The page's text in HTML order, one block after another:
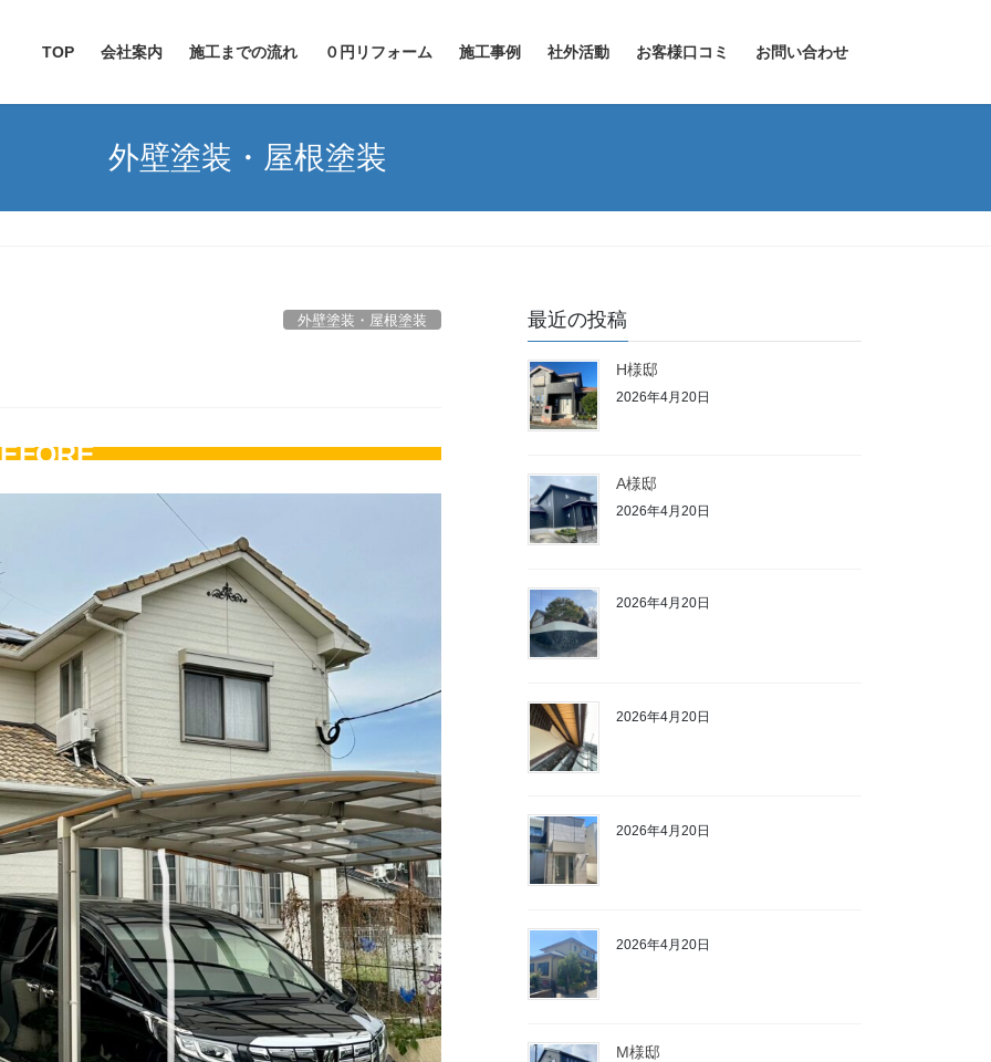
TOP 会社案内 施工までの流れ ０円リフォーム 施工事例 社外活動 お客様口コミ お問い合わせ
外壁塗装・屋根塗装
外壁塗装・屋根塗装 最近の投稿
H様邸
2026年4月20日
A様邸
2026年4月20日
2026年4月20日
2026年4月20日
2026年4月20日
2026年4月20日
M様邸